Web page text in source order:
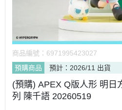
商品編號： 6971995423027
預購商品
預計：2026/11 出貨
(預購) APEX Q版人形 明日
列 陳千語 20260519